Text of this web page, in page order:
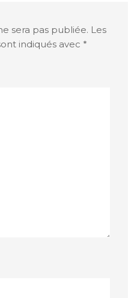
sera pas publiée. Les
indiqués avec *